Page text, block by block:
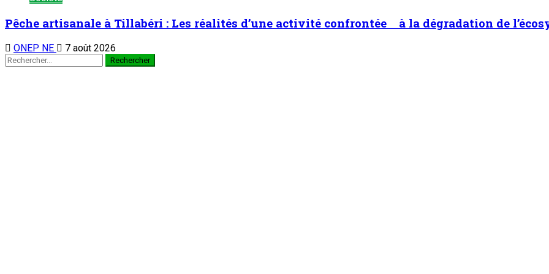
Pêche artisanale à Tillabéri : Les réalités d’une activité confrontée à la dégradation de
ONEP NE 7 août 2026